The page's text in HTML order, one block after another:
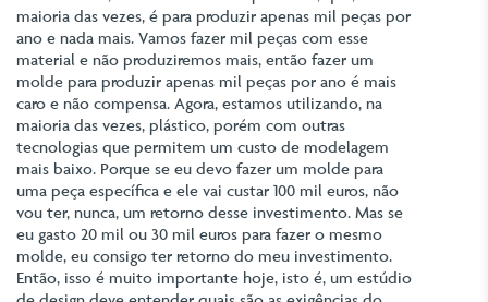
maioria das vezes, é para produzir apenas mil peças por
ano e nada mais. Vamos fazer mil peças com esse
material e não produziremos mais, então fazer um
molde para produzir apenas mil peças por ano é mais
caro e não compensa. Agora, estamos utilizando, na
maioria das vezes, plástico, porém com outras
tecnologias que permitem um custo de modelagem
mais baixo. Porque se eu devo fazer um molde para
uma peça específica e ele vai custar 100 mil euros, não
vou ter, nunca, um retorno desse investimento. Mas se
eu gasto 20 mil ou 30 mil euros para fazer o mesmo
molde, eu consigo ter retorno do meu investimento.
Então, isso é muito importante hoje, isto é, um estúdio